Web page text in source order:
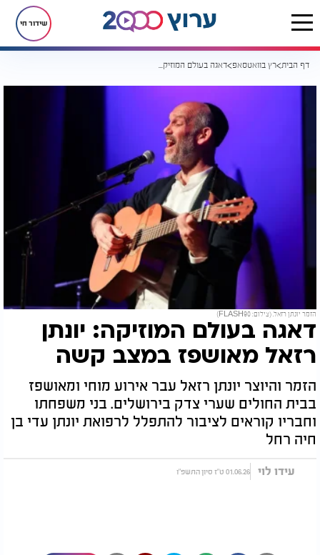
שידור חי
דף הבית רץ בוואטסאפ דאגה בעולם המוזיקה: יונתן רזאל מאושפז במצב קשה
הזמר יונתן רזאל. (צילום: FLASH90)
דאגה בעולם המוזיקה: יונתן
רזאל מאושפז במצב קשה
הזמר והיוצר יונתן רזאל עבר אירוע מוחי ומאושפז
בבית החולים שערי צדק בירושלים. בני משפחתו
וחבריו קוראים לציבור להתפלל לרפואת יונתן עדי בן
חיה רחל
עידו לוי 01.06.26 ט"ז סיון התשפ"ו